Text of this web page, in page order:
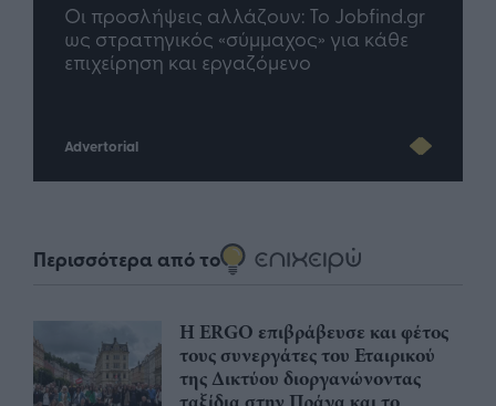
Οι προσλήψεις αλλάζουν: To Jobfind.gr
ως στρατηγικός «σύμμαχος» για κάθε
επιχείρηση και εργαζόμενο
Advertorial
Περισσότερα από το
Η ERGO επιβράβευσε και φέτος
τους συνεργάτες του Εταιρικού
της Δικτύου διοργανώνοντας